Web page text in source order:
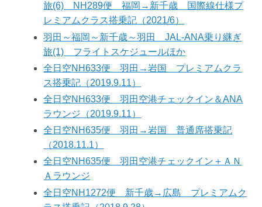
旅(6) NH289便 福岡→新千歳 国際線仕様プ
レミアムクラス搭乗記（2021/6）
羽田～福岡～新千歳～羽田 JAL-ANA乗り継ぎ
旅(1) フライトスケジュールほか
全日空NH633便 羽田→岩国 プレミアムクラ
ス搭乗記（2019.9.11）
全日空NH633便 羽田空港チェックイン＆ANA
ラウンジ（2019.9.11）
全日空NH635便 羽田→岩国 普通席搭乗記
（2018.11.1）
全日空NH635便 羽田空港チェックイン＋ＡＮ
Ａラウンジ
全日空NH1272便 新千歳→広島 プレミアムク